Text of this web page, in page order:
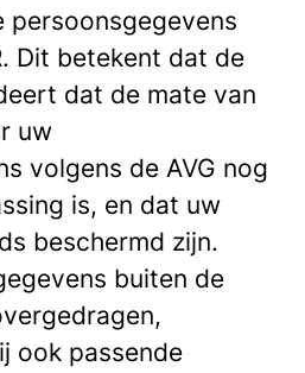
persoonsgegevens
Dit betekent dat de
dat de mate van
uw
volgens de AVG nog
is, en dat uw
beschermd zijn.
buiten de
ook passende